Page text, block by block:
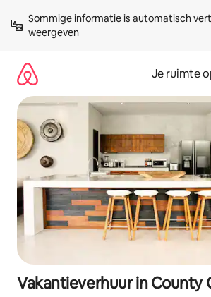
direct
naar
Sommige informatie is automatisch
weergeven
Je ruimte
Vakantieverhuur in County